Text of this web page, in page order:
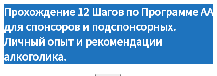
Прохождение 12 Шагов по Программе АА
для спонсоров и подспонсорных.
Личный опыт и рекомендации
алкоголика.